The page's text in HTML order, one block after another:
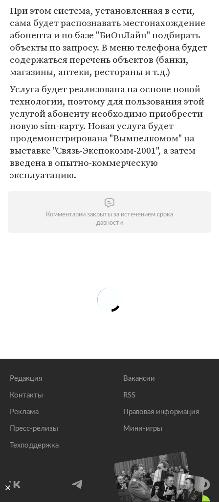
При этом система, установленная в сети,
сама будет распознавать местонахождение
абонента и по базе "БиОнЛайн" подбирать
объекты по запросу. В меню телефона будет
содержаться перечень объектов (банки,
магазины, аптеки, рестораны и т.д.)
Услуга будет реализована на основе новой
технологии, поэтому для пользования этой
услугой абоненту необходимо приобрести
новую sim-карту. Новая услуга будет
продемонстрирована "Вымпелкомом" на
выставке "Связь-Экспокомм-2001", а затем
введена в опытно-коммерческую
эксплуатацию.
Комментарии закрыты за истечением срока
давности
Редакция
Контакты
Реклама
Пресс-релизы
Техподдержка
Вакансии
RSS
Правовая информация
Мини-игры